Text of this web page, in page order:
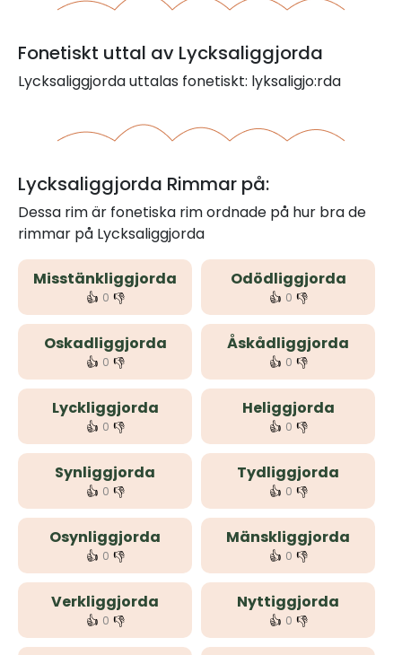
Fonetiskt uttal av Lycksaliggjorda
Lycksaliggjorda uttalas fonetiskt: lyksaligjo:rda
Lycksaliggjorda Rimmar på:
Dessa rim är fonetiska rim ordnade på hur bra de
rimmar på Lycksaliggjorda
Misstänkliggjorda
👍 0 👎
Odödliggjorda
👍 0 👎
Oskadliggjorda
👍 0 👎
Åskådliggjorda
👍 0 👎
Lyckliggjorda
👍 0 👎
Heliggjorda
👍 0 👎
Synliggjorda
👍 0 👎
Tydliggjorda
👍 0 👎
Osynliggjorda
👍 0 👎
Mänskliggjorda
👍 0 👎
Verkliggjorda
👍 0 👎
Nyttiggjorda
👍 0 👎